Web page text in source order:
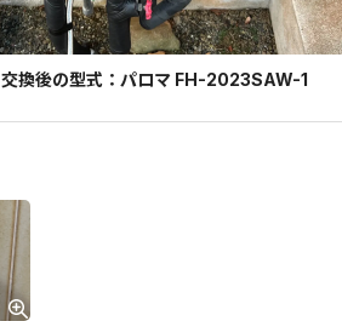
交換後の型式：パロマ FH-2023SAW-1